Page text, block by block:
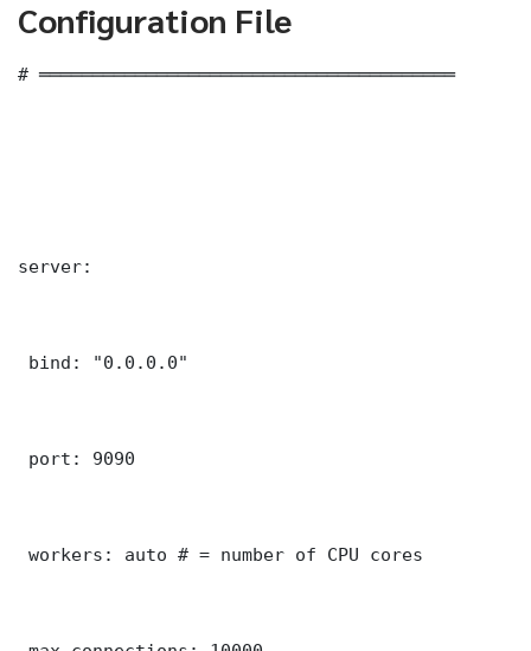
Configuration File
# ═══════════════════════════════════════
server:
bind: "0.0.0.0"
port: 9090
workers: auto # = number of CPU cores